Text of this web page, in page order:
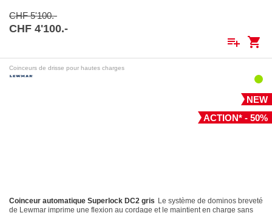
CHF 5'100.-
CHF 4'100.-
playlist_add shopping_cart
Coinceurs de drisse pour hautes charges
NEW
ACTION* - 50%
Coinceur automatique Superlock DC2 gris Le système de dominos breveté
de Lewmar imprime une flexion au cordage et le maintient en charge sans